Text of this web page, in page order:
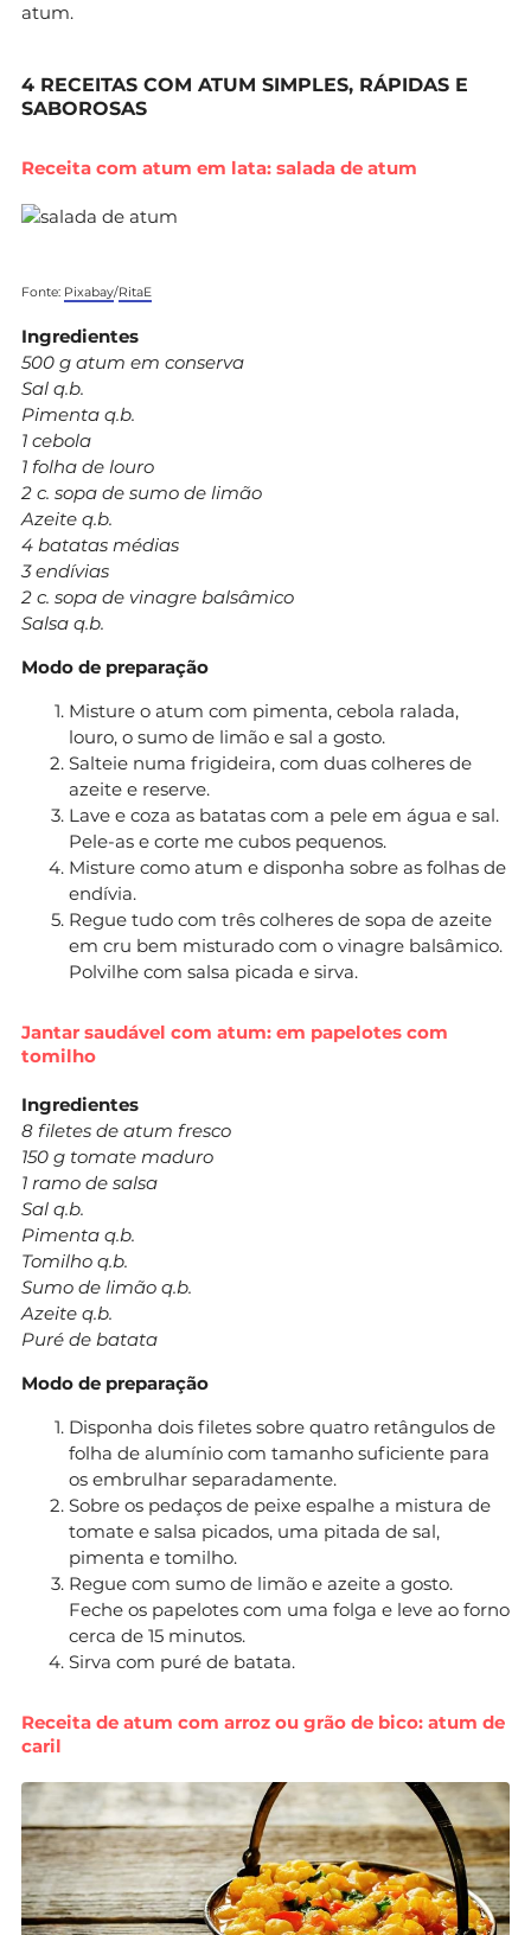
atum.
4 RECEITAS COM ATUM SIMPLES, RÁPIDAS E
SABOROSAS
Receita com atum em lata: salada de atum
Fonte: Pixabay/RitaE
Ingredientes
500 g atum em conserva
Sal q.b.
Pimenta q.b.
1 cebola
1 folha de louro
2 c. sopa de sumo de limão
Azeite q.b.
4 batatas médias
3 endívias
2 c. sopa de vinagre balsâmico
Salsa q.b.
Modo de preparação
Misture o atum com pimenta, cebola ralada,
louro, o sumo de limão e sal a gosto.
Salteie numa frigideira, com duas colheres de
azeite e reserve.
Lave e coza as batatas com a pele em água e sal.
Pele-as e corte me cubos pequenos.
Misture como atum e disponha sobre as folhas de
endívia.
Regue tudo com três colheres de sopa de azeite
em cru bem misturado com o vinagre balsâmico.
Polvilhe com salsa picada e sirva.
Jantar saudável com atum: em papelotes com
tomilho
Ingredientes
8 filetes de atum fresco
150 g tomate maduro
1 ramo de salsa
Sal q.b.
Pimenta q.b.
Tomilho q.b.
Sumo de limão q.b.
Azeite q.b.
Puré de batata
Modo de preparação
Disponha dois filetes sobre quatro retângulos de
folha de alumínio com tamanho suficiente para
os embrulhar separadamente.
Sobre os pedaços de peixe espalhe a mistura de
tomate e salsa picados, uma pitada de sal,
pimenta e tomilho.
Regue com sumo de limão e azeite a gosto.
Feche os papelotes com uma folga e leve ao forno
cerca de 15 minutos.
Sirva com puré de batata.
Receita de atum com arroz ou grão de bico: atum de
caril